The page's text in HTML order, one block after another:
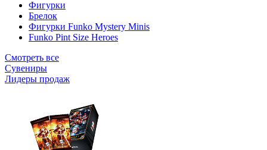
Фигурки
Брелок
Фигурки Funko Mystery Minis
Funko Pint Size Heroes
Смотреть все
Сувениры
Лидеры продаж